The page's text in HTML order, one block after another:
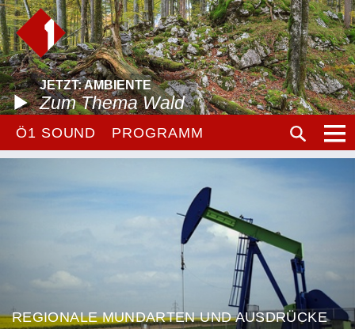
JETZT: AMBIENTE
Zum Thema Wald
Ö1 SOUND PROGRAMM
REGIONALE MUNDARTEN UND AUSDRÜCKE